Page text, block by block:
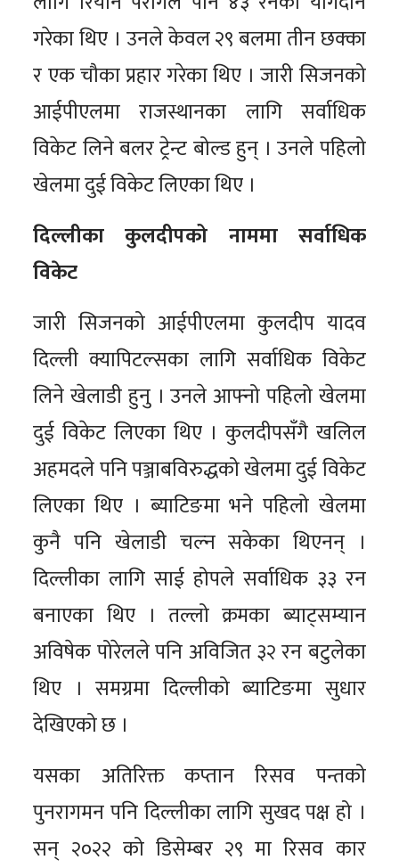
गरेका थिए । उनले केवल २९ बलमा तीन छक्का
र एक चौका प्रहार गरेका थिए । जारी सिजनको
आईपीएलमा राजस्थानका लागि सर्वाधिक
विकेट लिने बलर ट्रेन्ट बोल्ड हुन् । उनले पहिलो
खेलमा दुई विकेट लिएका थिए ।
दिल्लीका कुलदीपको नाममा सर्वाधिक
विकेट
जारी सिजनको आईपीएलमा कुलदीप यादव
दिल्ली क्यापिटल्सका लागि सर्वाधिक विकेट
लिने खेलाडी हुनु । उनले आफ्नो पहिलो खेलमा
दुई विकेट लिएका थिए । कुलदीपसँगै खलिल
अहमदले पनि पञ्जाबविरुद्धको खेलमा दुई विकेट
लिएका थिए । ब्याटिङमा भने पहिलो खेलमा
कुनै पनि खेलाडी चल्न सकेका थिएनन् ।
दिल्लीका लागि साई होपले सर्वाधिक ३३ रन
बनाएका थिए । तल्लो क्रमका ब्याट्सम्यान
अविषेक पोरेलले पनि अविजित ३२ रन बटुलेका
थिए । समग्रमा दिल्लीको ब्याटिङमा सुधार
देखिएको छ ।
यसका अतिरिक्त कप्तान रिसव पन्तको
पुनरागमन पनि दिल्लीका लागि सुखद पक्ष हो ।
सन् २०२२ को डिसेम्बर २९ मा रिसव कार